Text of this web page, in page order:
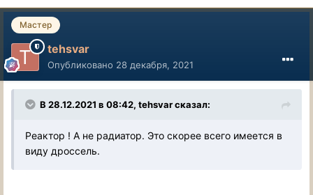
Мастер
tehsvar
Опубликовано 28 декабря, 2021
В 28.12.2021 в 08:42, tehsvar сказал:
Реактор ! А не радиатор. Это скорее всего имеется в
виду дроссель.